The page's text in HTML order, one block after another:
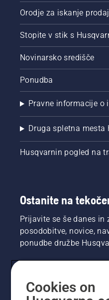
Orodje za iskanje
Stopite v stik s
Novinarsko središče
Ponudba
Pravne informacije o
Druga spletna mesta
Husqvarnin pogled na
Ostanite na
Prijavite se še danes in
posodobitve, novice,
ponudbe družbe
Cookies on